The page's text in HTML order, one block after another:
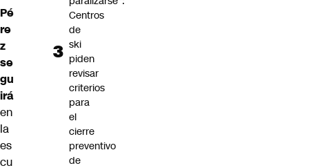
Pé
re
z
se
gu
irá
en
la
es
cu
Centros
de
ski
piden
revisar
criterios
para
el
cierre
preventivo
de